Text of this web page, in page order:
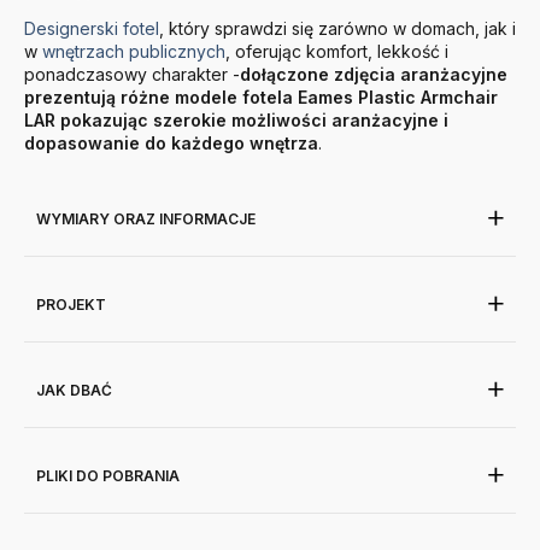
Designerski fotel , który sprawdzi się zarówno w domach, jak i
w wnętrzach publicznych , oferując komfort, lekkość i
ponadczasowy charakter -dołączone zdjęcia aranżacyjne
prezentują różne modele fotela Eames Plastic Armchair
LAR pokazując szerokie możliwości aranżacyjne i
dopasowanie do każdego wnętrza.
WYMIARY ORAZ INFORMACJE
PROJEKT
JAK DBAĆ
PLIKI DO POBRANIA